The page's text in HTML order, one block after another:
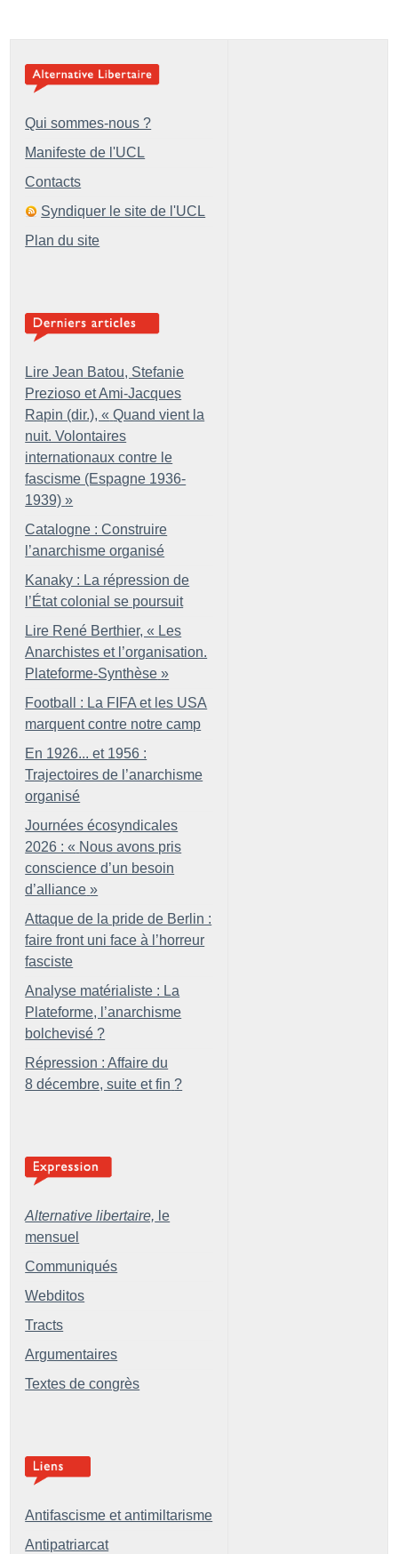
Qui sommes-nous ?
Manifeste de l'UCL
Contacts
Syndiquer le site de l'UCL
Plan du site
Lire Jean Batou, Stefanie
Prezioso et Ami-Jacques
Rapin (dir.), « Quand vient la
nuit. Volontaires
internationaux contre le
fascisme (Espagne 1936-
1939) »
Catalogne : Construire
l’anarchisme organisé
Kanaky : La répression de
l’État colonial se poursuit
Lire René Berthier, « Les
Anarchistes et l’organisation.
Plateforme-Synthèse »
Football : La FIFA et les USA
marquent contre notre camp
En 1926... et 1956 :
Trajectoires de l’anarchisme
organisé
Journées écosyndicales
2026 : « Nous avons pris
conscience d’un besoin
d’alliance »
Attaque de la pride de Berlin :
faire front uni face à l’horreur
fasciste
Analyse matérialiste : La
Plateforme, l’anarchisme
bolchevisé ?
Répression : Affaire du
8 décembre, suite et fin ?
Alternative libertaire, le
mensuel
Communiqués
Webditos
Tracts
Argumentaires
Textes de congrès
Antifascisme et antimiltarisme
Antipatriarcat